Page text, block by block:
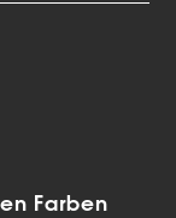
Farben